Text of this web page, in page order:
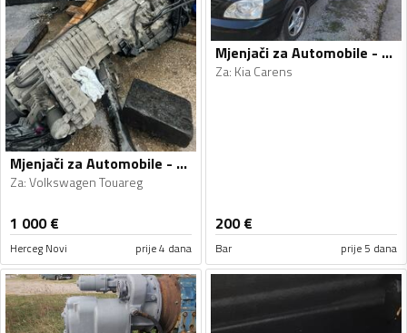
Mjenjači za Automobile - Volkswagen - Touareg - 2008
Za:Volkswagen Touareg
1 000€
Herceg Novi prije 4 dana
Mjenjači za Automobile - Kia - Carens - 2005
Za: Kia Carens
200€
Bar prije 5 dana